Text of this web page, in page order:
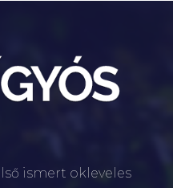
ismert okleveles